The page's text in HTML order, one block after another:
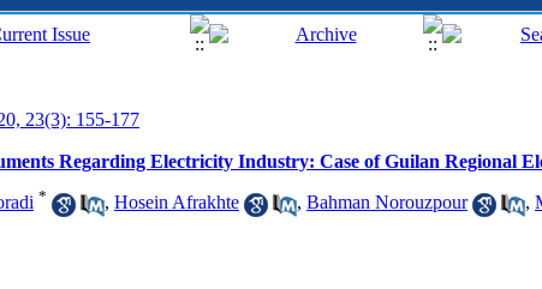
23(3): 155-177
Regarding Electricity Industry: Case of Guilan Regional
* , Hosein Afrakhte , Bahman Norouzpour ,